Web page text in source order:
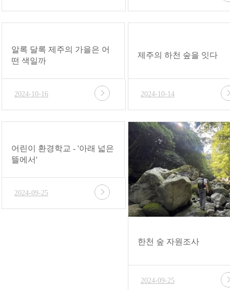
알록 달록 제주의 가을은 어
떤 색일까
2024-10-16
제주의 하천 숲을 잇다
2024-10-14
어린이 환경학교 - '아래 넓은
뜰에서'
2024-09-25
한천 숲 자원조사
2024-09-25